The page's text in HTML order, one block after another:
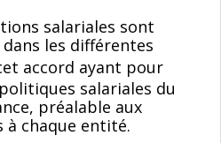
salariales sont
les différentes
accord ayant pour
salariales du
préalable aux
chaque entité.